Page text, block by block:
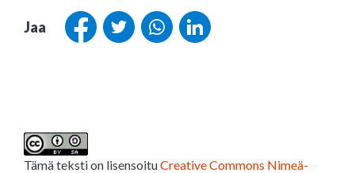
Jaa
Tämä teksti on lisensoituCreative Commons Nimeä-